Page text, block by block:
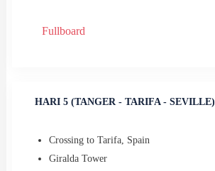
Fullboard
HARI 5 (TANGER - TARIFA - SEVILLE)
Crossing to Tarifa, Spain
⁠Giralda Tower